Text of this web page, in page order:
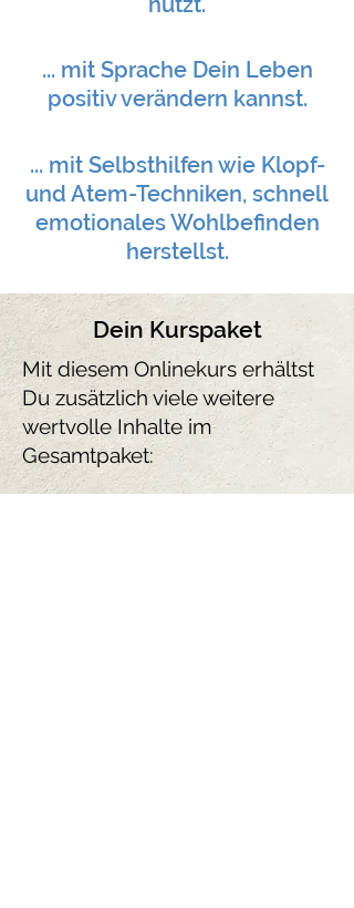
... mit Sprache Dein Leben
positiv verändern kannst.
... mit Selbsthilfen wie Klopf-
und Atem-Techniken, schnell
emotionales Wohlbefinden
herstellst.
Dein Kurspaket
Mit diesem Onlinekurs erhältst
Du zusätzlich viele weitere
wertvolle Inhalte im
Gesamtpaket: